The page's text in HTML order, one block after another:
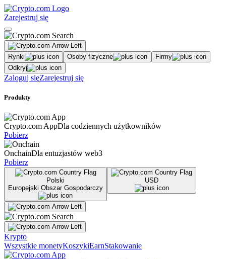
Zarejestruj się
Rynki Osoby fizyczne
Firmy
Odkryj
Zaloguj sięZarejestruj się
Produkty
Crypto.com AppDla codziennych użytkowników
Pobierz
OnchainDla entuzjastów web3
Pobierz
Polski
Europejski Obszar Gospodarczy
USD
Krypto
Wszystkie monetyKoszykiEarnStakowanie